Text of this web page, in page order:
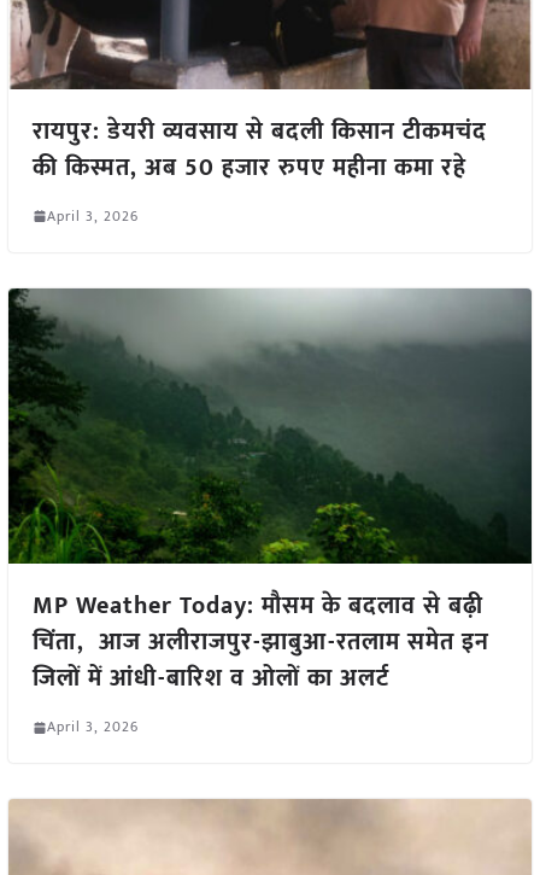
रायपुर: डेयरी व्यवसाय से बदली किसान टीकमचंद
की किस्मत, अब 50 हजार रुपए महीना कमा रहे
April 3, 2026
MP Weather Today: मौसम के बदलाव से बढ़ी
चिंता, आज अलीराजपुर-झाबुआ-रतलाम समेत इन
जिलों में आंधी-बारिश व ओलों का अलर्ट
April 3, 2026